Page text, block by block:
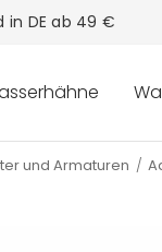
in DE ab 49 €
und Armaturen